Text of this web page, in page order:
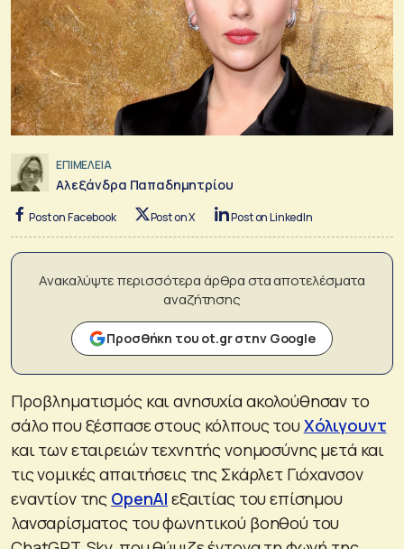
ΕΠΙΜΕΛΕΙΑ
Αλεξάνδρα Παπαδημητρίου
Post on Facebook Post on X Post on LinkedIn
Ανακαλύψτε περισσότερα άρθρα στα αποτελέσματα
αναζήτησης
Προσθήκη του ot.gr στην Google
Προβληματισμός και ανησυχία ακολούθησαν το
σάλο που ξέσπασε στους κόλπους τουΧόλιγουντ
και των εταιρειών τεχνητής νοημοσύνης μετά και
τις νομικές απαιτήσεις της Σκάρλετ Γιόχανσον
εναντίον της OpenAI εξαιτίας του επίσημου
λανσαρίσματος του φωνητικού βοηθού του